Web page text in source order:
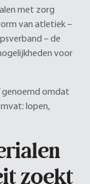
met zorg
van atletiek –
– de
voor
genoemd omdat
lopen,
zoekt